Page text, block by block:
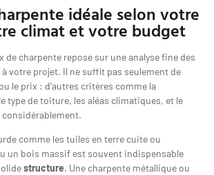
idéale selon votre
climat et votre budget
de charpente repose sur une analyse fine des
votre projet. Il ne suffit pas seulement de
ou le prix : d’autres critères comme la
type de toiture, les aléas climatiques, et le
comme les tuiles en terre cuite ou
un bois massif est souvent indispensable
structure. Une charpente métallique ou